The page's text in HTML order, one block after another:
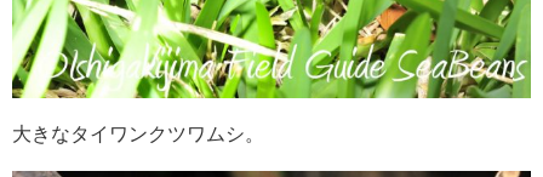
大きなタイワンクツワムシ。